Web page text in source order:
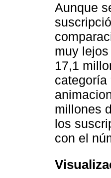
Aunque
muy
17,1
categoría
millones
los
con el